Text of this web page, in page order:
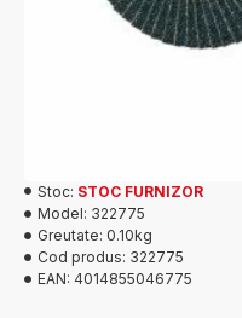
Stoc: STOC FURNIZOR
Model: 322775
Greutate: 0.10kg
Cod produs: 322775
EAN: 4014855046775